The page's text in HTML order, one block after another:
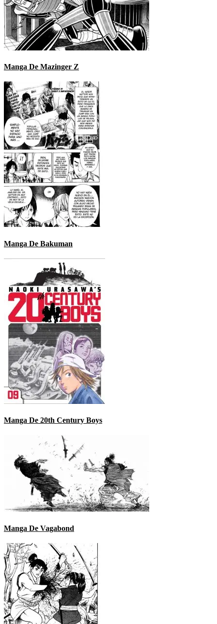
Manga De Mazinger Z
Manga De Bakuman
Manga De 20th Century Boys
Manga De Vagabond